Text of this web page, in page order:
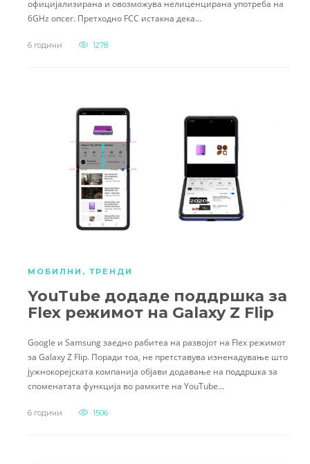
официјализирана и овозможува нелиценцирана употреба на
6GHz опсег. Претходно FCC истакна дека…
6 години 1278
МОБИЛНИ , ТРЕНДИ
YouTube додаде поддршка за
Flex режимот на Galaxy Z Flip
Google и Samsung заедно рабитеа на развојот на Flex режимот
за Galaxy Z Flip. Поради тоа, не претставува изненадување што
јужнокорејската компанија објави додавање на поддршка за
споменатата функција во рамките на YouTube…
6 години 1506